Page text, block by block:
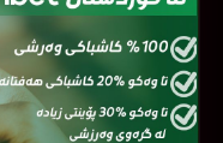
The Marine 6: Close Quarters (2018)
37174